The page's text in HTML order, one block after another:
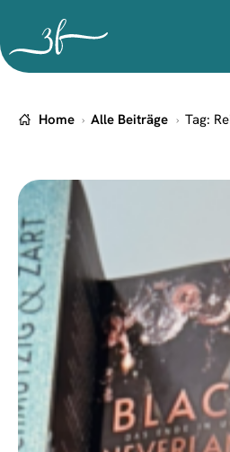
Home Alle Beiträge Tag: